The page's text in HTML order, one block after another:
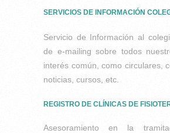
SERVICIOS DE INFORMACIÓN
Servicio de Información al
de e-mailing sobre todos
interés común, como circulares,
noticias, cursos, etc.
REGISTRO DE CLÍNICAS DE
Asesoramiento en la